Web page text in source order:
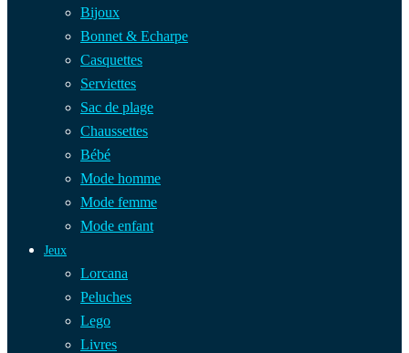
Bijoux
Bonnet & Echarpe
Casquettes
Serviettes
Sac de plage
Chaussettes
Bébé
Mode homme
Mode femme
Mode enfant
Jeux
Lorcana
Peluches
Lego
Livres